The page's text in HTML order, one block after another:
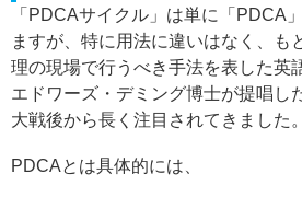
「PDCAサイクル」は単に「PDCA
ますが、特に用法に違いはなく、も
理の現場で行うべき手法を表した英
エドワーズ・デミング博士が提唱し
大戦後から長く注目されてきました。
PDCAとは具体的には、